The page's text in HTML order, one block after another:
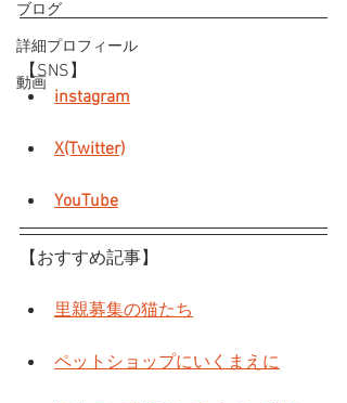
ブログ
詳細プロフィール
動画
【SNS】
instagram
X(Twitter)
YouTube
【おすすめ記事】
里親募集の猫たち
ペットショップにいくまえに